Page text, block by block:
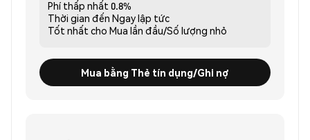
Phí thấp nhất 0.8%
Thời gian đến Ngay lập tức
Tốt nhất cho Mua lần đầu/Số lượng nhỏ
Mua bằng Thẻ tín dụng/Ghi nợ